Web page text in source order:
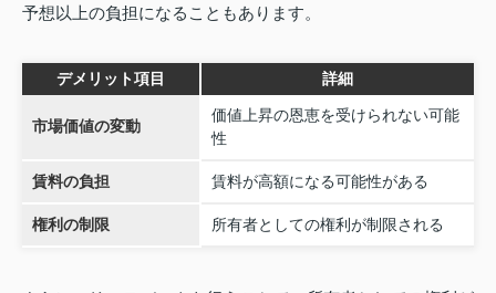
予想以上の負担になることもあります。
デメリット項目 詳細
市場価値の変動
価値上昇の恩恵を受けられない可能
性
賃料の負担 賃料が高額になる可能性がある
権利の制限 所有者としての権利が制限される